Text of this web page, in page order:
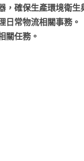
，確保生產環境衛生
日常物流相關事務。
關任務。